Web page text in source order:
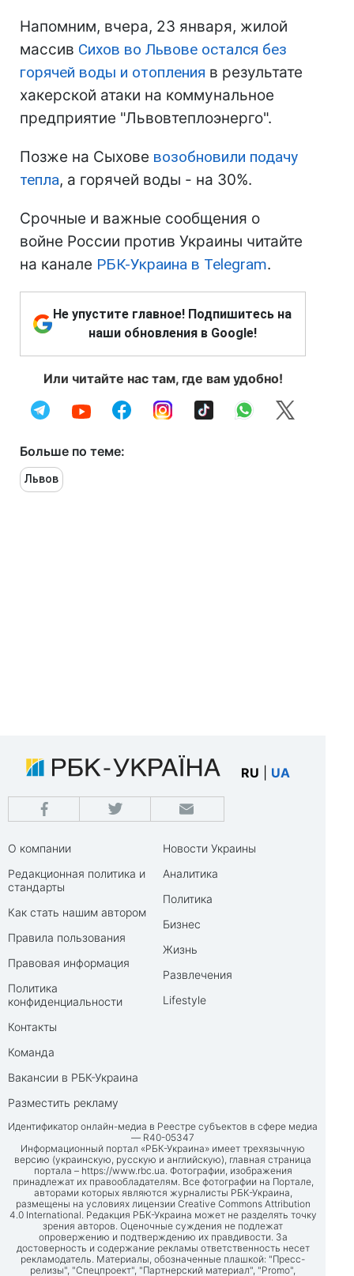
Напомним, вчера, 23 января, жилой
массив Сихов во Львове остался без
горячей воды и отопления в результате
хакерской атаки на коммунальное
предприятие "Львовтеплоэнерго".
Позже на Сыхове возобновили подачу
тепла, а горячей воды - на 30%.
Срочные и важные сообщения о
войне России против Украины читайте
на канале РБК-Украина в Telegram.
Не упустите главное! Подпишитесь на
наши обновления в Google!
Или читайте нас там, где вам удобно!
Больше по теме:
Львов
RU UA
О компании
Редакционная политика и
стандарты
Как стать нашим автором
Правила пользования
Правовая информация
Политика
конфиденциальности
Контакты
Команда
Вакансии в РБК-Украина
Разместить рекламу
Новости Украины
Аналитика
Политика
Бизнес
Жизнь
Развлечения
Lifestyle
Идентификатор онлайн-медиа в Реестре субъектов в сфере медиа
— R40-05347
Информационный портал «РБК-Украина» имеет трехязычную
версию (украинскую, русскую и английскую), главная страница
портала – https://www.rbc.ua. Фотографии, изображения
принадлежат их правообладателям. Все фотографии на Портале,
авторами которых являются журналисты РБК-Украина,
размещены на условиях лицензии Creative Commons Attribution
4.0 International. Редакция РБК-Украина может не разделять точку
зрения авторов. Оценочные суждения не подлежат
опровержению и подтверждению их правдивости. За
достоверность и содержание рекламы ответственность несет
рекламодатель. Материалы, обозначенные плашкой: "Пресс-
релизы", "Спецпроект", "Партнерский материал", "Promo",